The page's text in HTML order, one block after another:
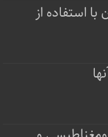
استفاده از